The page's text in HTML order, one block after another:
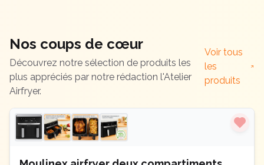
Nos coups de cœur
Découvrez notre sélection de produits les
plus appréciés par notre rédaction l'Atelier
Airfryer.
Voir tous
les
produits